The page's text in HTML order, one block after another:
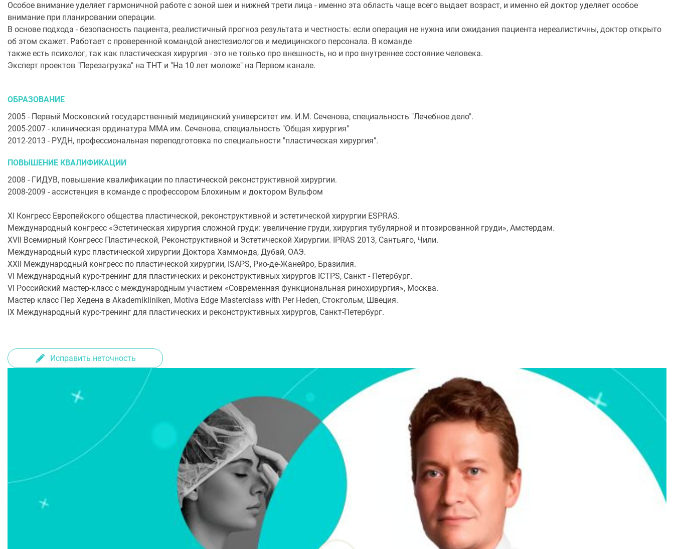
Особое внимание уделяет гармоничной работе с зоной шеи и нижней трети лица - именно эта область чаще всего выдает возраст, и именно ей доктор уделяет особое
внимание при планировании операции.
В основе подхода - безопасность пациента, реалистичный прогноз результата и честность: если операция не нужна или ожидания пациента нереалистичны, доктор открыто
об этом скажет. Работает с проверенной командой анестезиологов и медицинского персонала. В команде
также есть психолог, так как пластическая хирургия - это не только про внешность, но и про внутреннее состояние человека.
Эксперт проектов "Перезагрузка" на ТНТ и "На 10 лет моложе" на Первом канале.
ОБРАЗОВАНИЕ
2005 - Первый Московский государственный медицинский университет им. И.М. Сеченова, специальность "Лечебное дело".
2005-2007 - клиническая ординатура ММА им. Сеченова, специальность "Общая хирургия"
2012-2013 - РУДН, профессиональная переподготовка по специальности "пластическая хирургия".
ПОВЫШЕНИЕ КВАЛИФИКАЦИИ
2008 - ГИДУВ, повышение квалификации по пластической реконструктивной хирургии.
2008-2009 - ассистенция в команде с профессором Блохиным и доктором Вульфом
XI Конгресс Европейского общества пластической, реконструктивной и эстетической хирургии ESPRAS.
Международный конгресс «Эстетическая хирургия сложной груди: увеличение груди, хирургия тубулярной и птозированной груди», Амстердам.
XVII Всемирный Конгресс Пластической, Реконструктивной и Эстетической Хирургии. IPRAS 2013, Сантьяго, Чили.
Международный курс пластической хирургии Доктора Хаммонда, Дубай, ОАЭ.
XXII Международный конгресс по пластической хирургии, ISAPS, Рио-де-Жанейро, Бразилия.
VI Международный курс-тренинг для пластических и реконструктивных хирургов ICTPS, Санкт - Петербург.
VI Российский мастер-класс с международным участием «Современная функциональная ринохирургия», Москва.
Мастер класс Пер Хедена в Akademikliniken, Motiva Edge Masterclass with Per Heden, Стокгольм, Швеция.
IX Международный курс-тренинг для пластических и реконструктивных хирургов, Санкт-Петербург.
Исправить неточность